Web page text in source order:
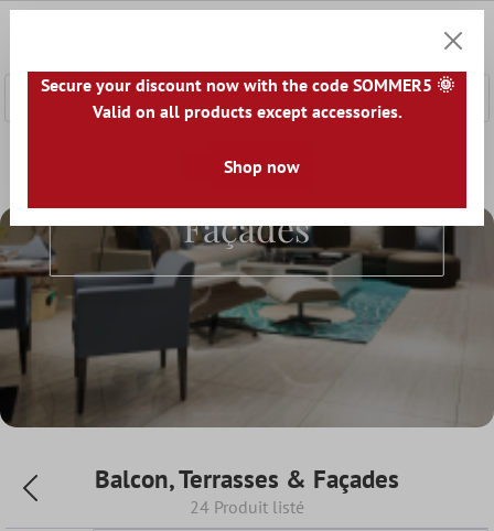
Panier
Colle à Carrelage
Balcon, Terrasses &
Façades
Balcon, Terrasses & Façades
24 Produit listé
Secure your discount now with the code SOMMER5 🌞
Valid on all products except accessories.
Shop now